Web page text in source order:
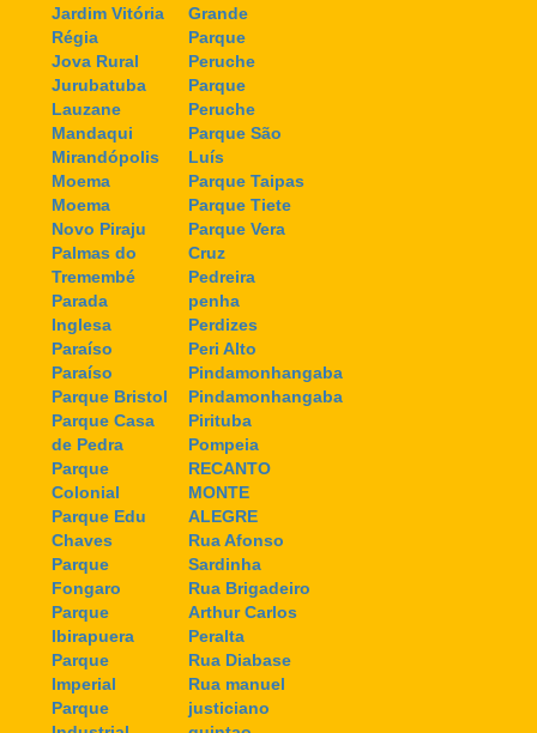
Jardim Vitória
Régia
Jova Rural
Jurubatuba
Lauzane
Mandaqui
Mirandópolis
Moema
Moema
Novo Piraju
Palmas do
Tremembé
Parada
Inglesa
Paraíso
Paraíso
Parque Bristol
Parque Casa
de Pedra
Parque
Colonial
Parque Edu
Chaves
Parque
Fongaro
Parque
Ibirapuera
Parque
Imperial
Parque
Grande
Parque
Peruche
Parque
Peruche
Parque São
Luís
Parque Taipas
Parque Tiete
Parque Vera
Cruz
Pedreira
penha
Perdizes
Peri Alto
Pindamonhangaba
Pindamonhangaba
Pirituba
Pompeia
RECANTO
MONTE
ALEGRE
Rua Afonso
Sardinha
Rua Brigadeiro
Arthur Carlos
Peralta
Rua Diabase
Rua manuel
justiciano